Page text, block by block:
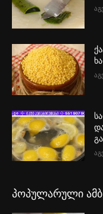
პოპულარული